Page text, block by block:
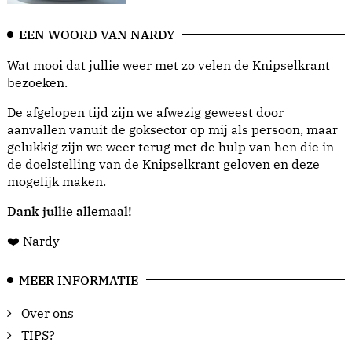
EEN WOORD VAN NARDY
Wat mooi dat jullie weer met zo velen de Knipselkrant
bezoeken.
De afgelopen tijd zijn we afwezig geweest door
aanvallen vanuit de goksector op mij als persoon, maar
gelukkig zijn we weer terug met de hulp van hen die in
de doelstelling van de Knipselkrant geloven en deze
mogelijk maken.
Dank jullie allemaal!
❤️ Nardy
MEER INFORMATIE
Over ons
TIPS?